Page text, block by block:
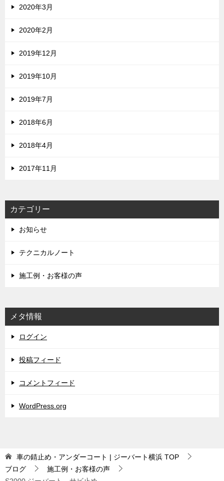
2020年3月
2020年2月
2019年12月
2019年10月
2019年7月
2018年6月
2018年4月
2017年11月
カテゴリー
お知らせ
テクニカルノート
施工例・お客様の声
メタ情報
ログイン
投稿フィード
コメントフィード
WordPress.org
車の錆止め・アンダーコート | ジーバート横浜 TOP
ブログ
施工例・お客様の声